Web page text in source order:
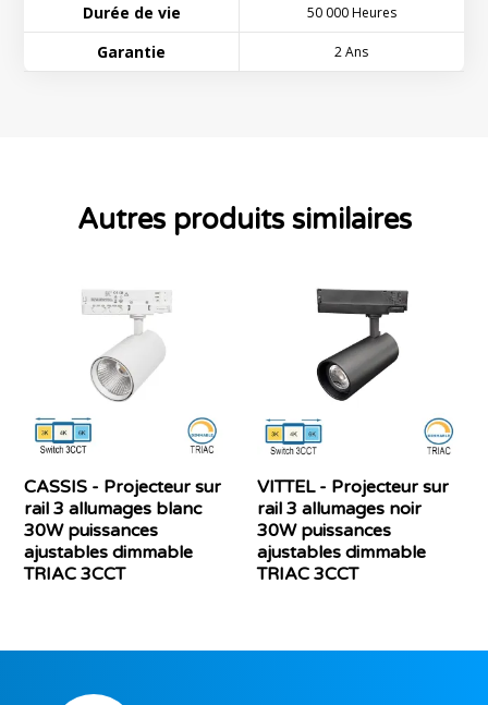
Durée de vie 50 000 Heures
Garantie 2 Ans
Autres produits similaires
CASSIS - Projecteur sur
rail 3 allumages blanc
30W puissances
ajustables dimmable
TRIAC 3CCT
VITTEL - Projecteur sur
rail 3 allumages noir
30W puissances
ajustables dimmable
TRIAC 3CCT